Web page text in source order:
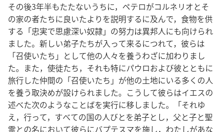
その後3年半もたたないうちに，ペテロがコルネリオとそ
の家の者たちに良いたよりを説明するに及んで，食物を供
する「忠実で思慮深い奴隷」の努力は異邦人にも向けられ
ました。新しい弟子たちが入って来るにつれて，彼らは
「召使いたち」として他の人々を養うわざに加わりまし
た。また，使徒たち，それも特にパウロおよび彼とともに
旅行した仲間の「召使いたち」が他の土地にいる多くの人
を養う取決めが設けられました。こうして彼らはイエスの
述べた次のようなことばを実行に移しました。「それゆ
え，行って，すべての国の人びとを弟子とし，父と子と聖
霊との名において彼らにバプテスマを施し，わたしがあな